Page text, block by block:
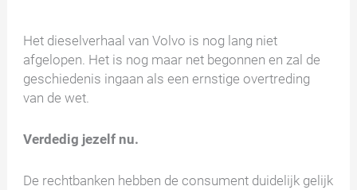
Het dieselverhaal van Volvo is nog lang niet
afgelopen. Het is nog maar net begonnen en zal de
geschiedenis ingaan als een ernstige overtreding
van de wet.
Verdedig jezelf nu.
De rechtbanken hebben de consument duidelijk gelijk